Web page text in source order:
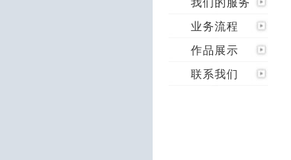
业务流程
作品展示
联系我们